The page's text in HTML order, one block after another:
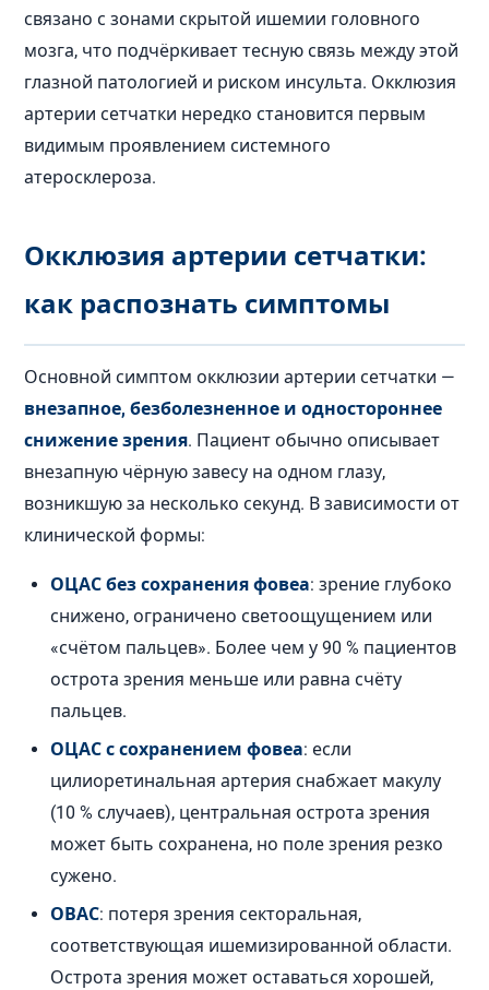
связано с зонами скрытой ишемии головного
мозга, что подчёркивает тесную связь между этой
глазной патологией и риском инсульта. Окклюзия
артерии сетчатки нередко становится первым
видимым проявлением системного
атеросклероза.
Окклюзия артерии сетчатки:
как распознать симптомы
Основной симптом окклюзии артерии сетчатки —
внезапное, безболезненное и одностороннее
снижение зрения. Пациент обычно описывает
внезапную чёрную завесу на одном глазу,
возникшую за несколько секунд. В зависимости от
клинической формы:
ОЦАС без сохранения фовеа: зрение глубоко
снижено, ограничено светоощущением или
«счётом пальцев». Более чем у 90 % пациентов
острота зрения меньше или равна счёту
пальцев.
ОЦАС с сохранением фовеа: если
цилиоретинальная артерия снабжает макулу
(10 % случаев), центральная острота зрения
может быть сохранена, но поле зрения резко
сужено.
ОВАС: потеря зрения секторальная,
соответствующая ишемизированной области.
Острота зрения может оставаться хорошей,